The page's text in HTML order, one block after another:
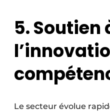
5. Soutien
Le secteur évolue